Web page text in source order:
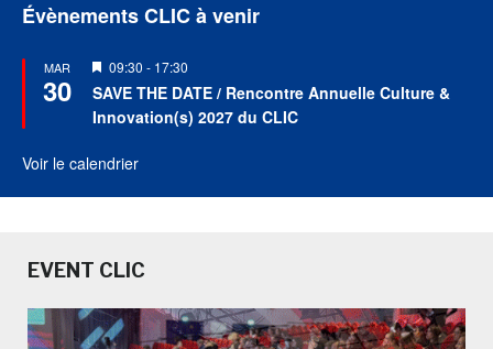
Évènements CLIC à venir
MAR
30
Mis
en
avant
09:30 - 17:30
SAVE THE DATE / Rencontre Annuelle Culture &
Innovation(s) 2027 du CLIC
Voir le calendrier
EVENT CLIC